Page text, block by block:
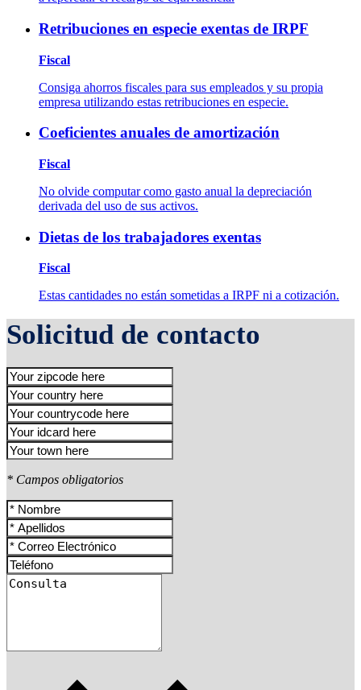
Retribuciones en especie exentas de IRPF
Fiscal
Consiga ahorros fiscales para sus empleados y su propia
empresa utilizando estas retribuciones en especie.
Coeficientes anuales de amortización
Fiscal
No olvide computar como gasto anual la depreciación
derivada del uso de sus activos.
Dietas de los trabajadores exentas
Fiscal
Estas cantidades no están sometidas a IRPF ni a cotización.
Solicitud de contacto
* Campos obligatorios